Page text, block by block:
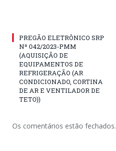
PREGÃO ELETRÔNICO SRP
Nº 042/2023-PMM
(AQUISIÇÃO DE
EQUIPAMENTOS DE
REFRIGERAÇÃO (AR
CONDICIONADO, CORTINA
DE AR E VENTILADOR DE
TETO))
Os comentários estão fechados.